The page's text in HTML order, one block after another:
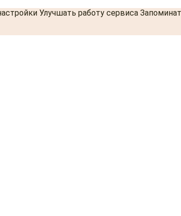
Улучшать работу сервиса